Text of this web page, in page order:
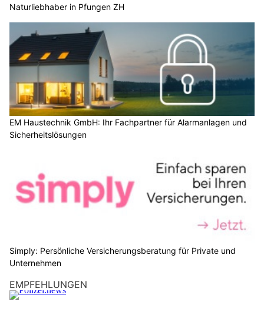
Naturliebhaber in Pfungen ZH
EM Haustechnik GmbH: Ihr Fachpartner für Alarmanlagen und
Sicherheitslösungen
Simply: Persönliche Versicherungsberatung für Private und
Unternehmen
EMPFEHLUNGEN